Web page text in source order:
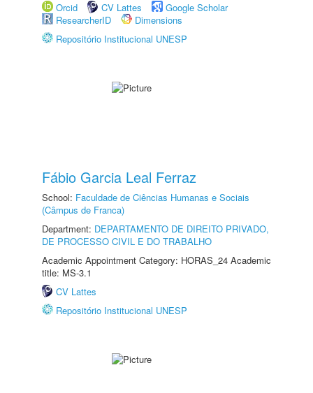
Orcid
CV Lattes
Google Scholar
ResearcherID
Dimensions
Repositório Institucional UNESP
Fábio Garcia Leal Ferraz
School: Faculdade de Ciências Humanas e Sociais
(Câmpus de Franca)
Department: DEPARTAMENTO DE DIREITO PRIVADO,
DE PROCESSO CIVIL E DO TRABALHO
Academic Appointment Category: HORAS_24 Academic
title: MS-3.1
CV Lattes
Repositório Institucional UNESP